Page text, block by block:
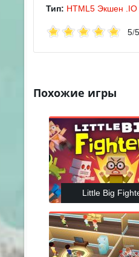
Тип: HTML5 Экшен .IO
5/5
Похожие игры
Little Big